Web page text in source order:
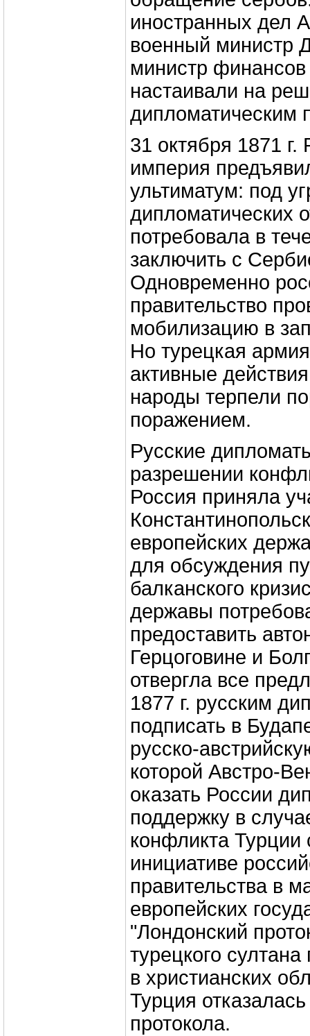
иностранных дел
военный министр
министр
настаивали на
дипломатическим
31 октября 1871 г.
империя
ультиматум: под
дипломатических
потребовала в
заключить с
Одновременно
правительство
мобилизацию в
Но турецкая
активные
народы терпели
поражением.
Русские
разрешении
Россия приняла
европейских
для обсуждения
балканского
державы
предоставить
Герцоговине и
отвергла все
1877 г. русским
подписать в
русско-
которой Австро-
оказать России
поддержку в
конфликта
инициативе
правительства в
европейских
"Лондонский
турецкого
в христианских
Турция
протокола.